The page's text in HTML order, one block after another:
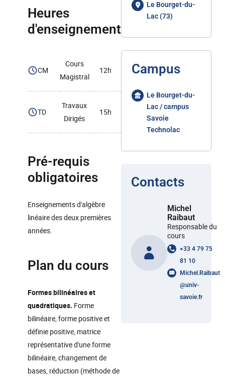
Heures
d'enseignement
CM
Cours
Magistral
12h
TD
Travaux
Dirigés
15h
Pré-requis
obligatoires
Enseignements d'algèbre
linéaire des deux premières
années.
Plan du cours
Formes bilinéaires et
quadratiques. Forme
bilinéaire, forme positive et
définie positive, matrice
représentative d'une forme
bilinéaire, changement de
bases, réduction (méthode de
Le Bourget-du-
Lac (73)
Campus
Le Bourget-du-
Lac / campus
Savoie
Technolac
Contacts
Michel
Raibaut
Responsable du
cours
+33 4 79 75
81 10
Michel.Raibaut
@univ-
savoie.fr